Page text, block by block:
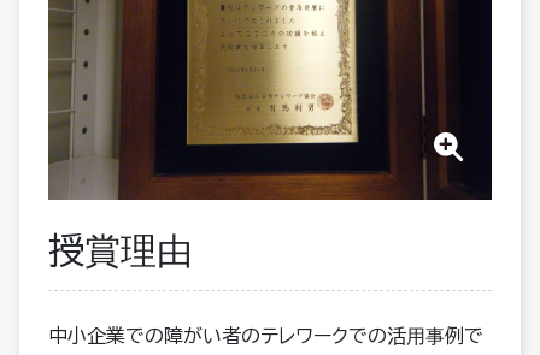
授賞理由
中小企業での障がい者のテレワークでの活用事例で